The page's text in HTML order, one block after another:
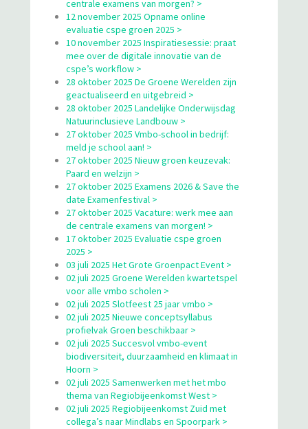
centrale examens van morgen? >
12 november 2025 Opname online
evaluatie cspe groen 2025 >
10 november 2025 Inspiratiesessie: praat
mee over de digitale innovatie van de
cspe’s workflow >
28 oktober 2025 De Groene Werelden zijn
geactualiseerd en uitgebreid >
28 oktober 2025 Landelijke Onderwijsdag
Natuurinclusieve Landbouw >
27 oktober 2025 Vmbo-school in bedrijf:
meld je school aan! >
27 oktober 2025 Nieuw groen keuzevak:
Paard en welzijn >
27 oktober 2025 Examens 2026 & Save the
date Examenfestival >
27 oktober 2025 Vacature: werk mee aan
de centrale examens van morgen! >
17 oktober 2025 Evaluatie cspe groen
2025 >
03 juli 2025 Het Grote Groenpact Event >
02 juli 2025 Groene Werelden kwartetspel
voor alle vmbo scholen >
02 juli 2025 Slotfeest 25 jaar vmbo >
02 juli 2025 Nieuwe conceptsyllabus
profielvak Groen beschikbaar >
02 juli 2025 Succesvol vmbo-event
biodiversiteit, duurzaamheid en klimaat in
Hoorn >
02 juli 2025 Samenwerken met het mbo
thema van Regiobijeenkomst West >
02 juli 2025 Regiobijeenkomst Zuid met
collega’s naar Mindlabs en Spoorpark >